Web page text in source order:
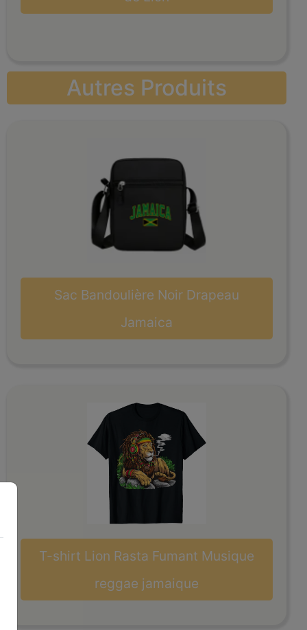
Autres Produits
Sac Bandoulière Noir Drapeau
Jamaica
T-shirt Lion Rasta Fumant Musique
reggae jamaique